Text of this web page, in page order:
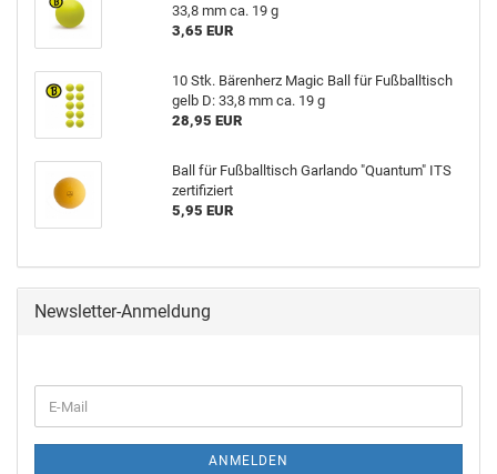
33,8 mm ca. 19 g
3,65 EUR
10 Stk. Bä­ren­herz Magic Ball für Fuß­ball­tisch
gelb D: 33,8 mm ca. 19 g
28,95 EUR
Ball für Fuß­ball­tisch Gar­lan­do "Quan­tum" ITS
zer­ti­fi­ziert
5,95 EUR
Newsletter-Anmeldung
ANMELDEN